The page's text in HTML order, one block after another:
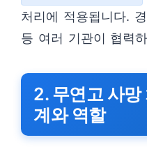
처리에 적용됩니다.
등 여러 기관이 협력
2. 무연고 사망
계와 역할